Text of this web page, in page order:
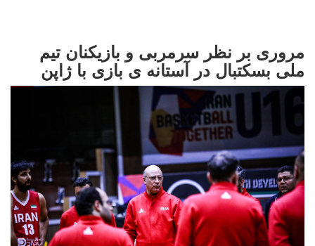
مروری بر نظر سرمربی و بازیکنان تیم
ملی بسکتبال در آستانه ی بازی با ژاپن